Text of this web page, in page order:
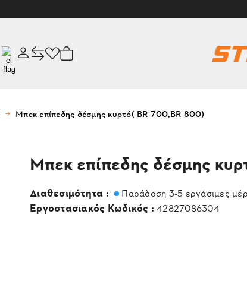
Μπεκ επίπεδης δέσμης κυρτό( BR 700,BR 800)
Μπεκ επίπεδης δέσμης
Διαθεσιμότητα : Παράδοση 3-5 εργάσιμες
Εργοστασιακός Κωδικός : 42827086304